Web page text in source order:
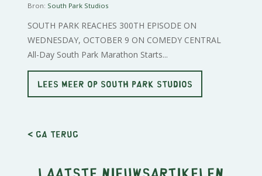
Bron: South Park Studios
SOUTH PARK REACHES 300TH EPISODE ON
WEDNESDAY, OCTOBER 9 ON COMEDY CENTRAL
All-Day South Park Marathon Starts...
LEES MEER OP SOUTH PARK STUDIOS
< Ga terug
Laatste nieuwsartikelen